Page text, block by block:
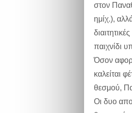
στον
ημίχ.),
παιχνίδι
Όσον
καλείται
θεσμού,
Οι δυο